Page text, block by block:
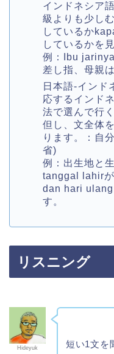
インドネシア
級よりも少し
しているか
しているかを
例：Ibu
差し指、母親
日本語-インド
応するインド
法で選んで行
但し、文全体
ります。：自
省)
例：出生地と
tanggal lahir
dan hari ulang
す。
リスニング
Hideyuk
短い1文を